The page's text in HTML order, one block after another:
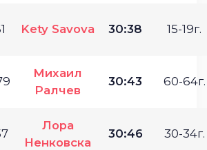
Kety Savova 30:38 15-19г.
Михаил
Ралчев
30:43 60-64г.
Лора
Ненковска
30:46 30-34г.